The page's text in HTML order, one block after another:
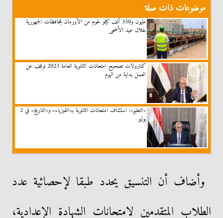
موضوعات ذات صلة
مليون و350 ألف كيلو لحوم من الأورمان بمحافظات الجمهورية
خلال عيد الأضحى
كنترولات تصحيح امتحانات الثانوية العامة 2023 توقف عن
العمل بداية من اليوم
«التعليم»: استئناف امتحانات الثانوية بـ«الفيزياء» و«التاريخ» في 2
يوليو
وأضاف أن التنسيق يحدد طبقا لإحصائية عدد
الطلاب المتقدمين لامتحانات الشهادة الإعدادية،